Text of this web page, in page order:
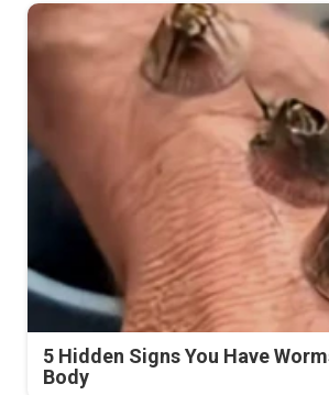
5 Hidden Signs You Have
Body